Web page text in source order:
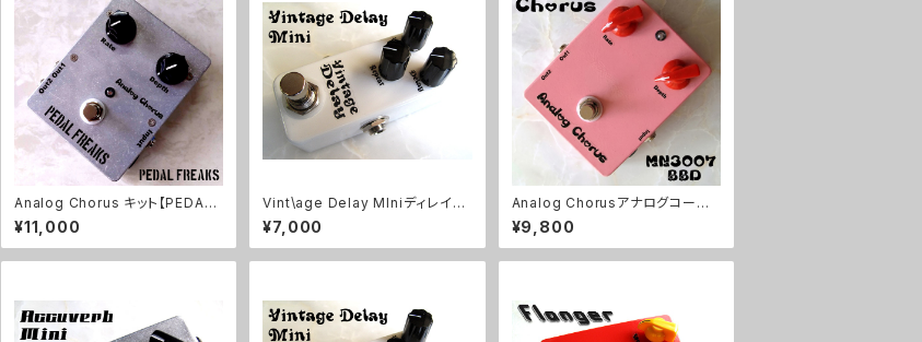
Analog Chorus キット【PEDAL
FREAKS】
¥11,000
Vint\age Delay MIniディレイキ
ット【BASIC KIT】
¥7,000
Analog Chorusアナログコーラ
スキット【BASIC KIT】
¥9,800